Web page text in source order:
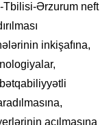
Tbilisi-Ərzurum neft
inkişafına,
açılmasına